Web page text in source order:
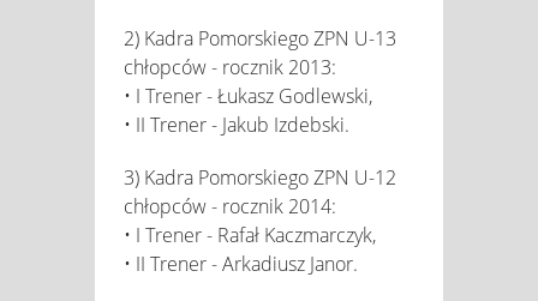
2) Kadra Pomorskiego ZPN U-13
chłopców - rocznik 2013:
• I Trener - Łukasz Godlewski,
• II Trener - Jakub Izdebski.
3) Kadra Pomorskiego ZPN U-12
chłopców - rocznik 2014:
• I Trener - Rafał Kaczmarczyk,
• II Trener - Arkadiusz Janor.